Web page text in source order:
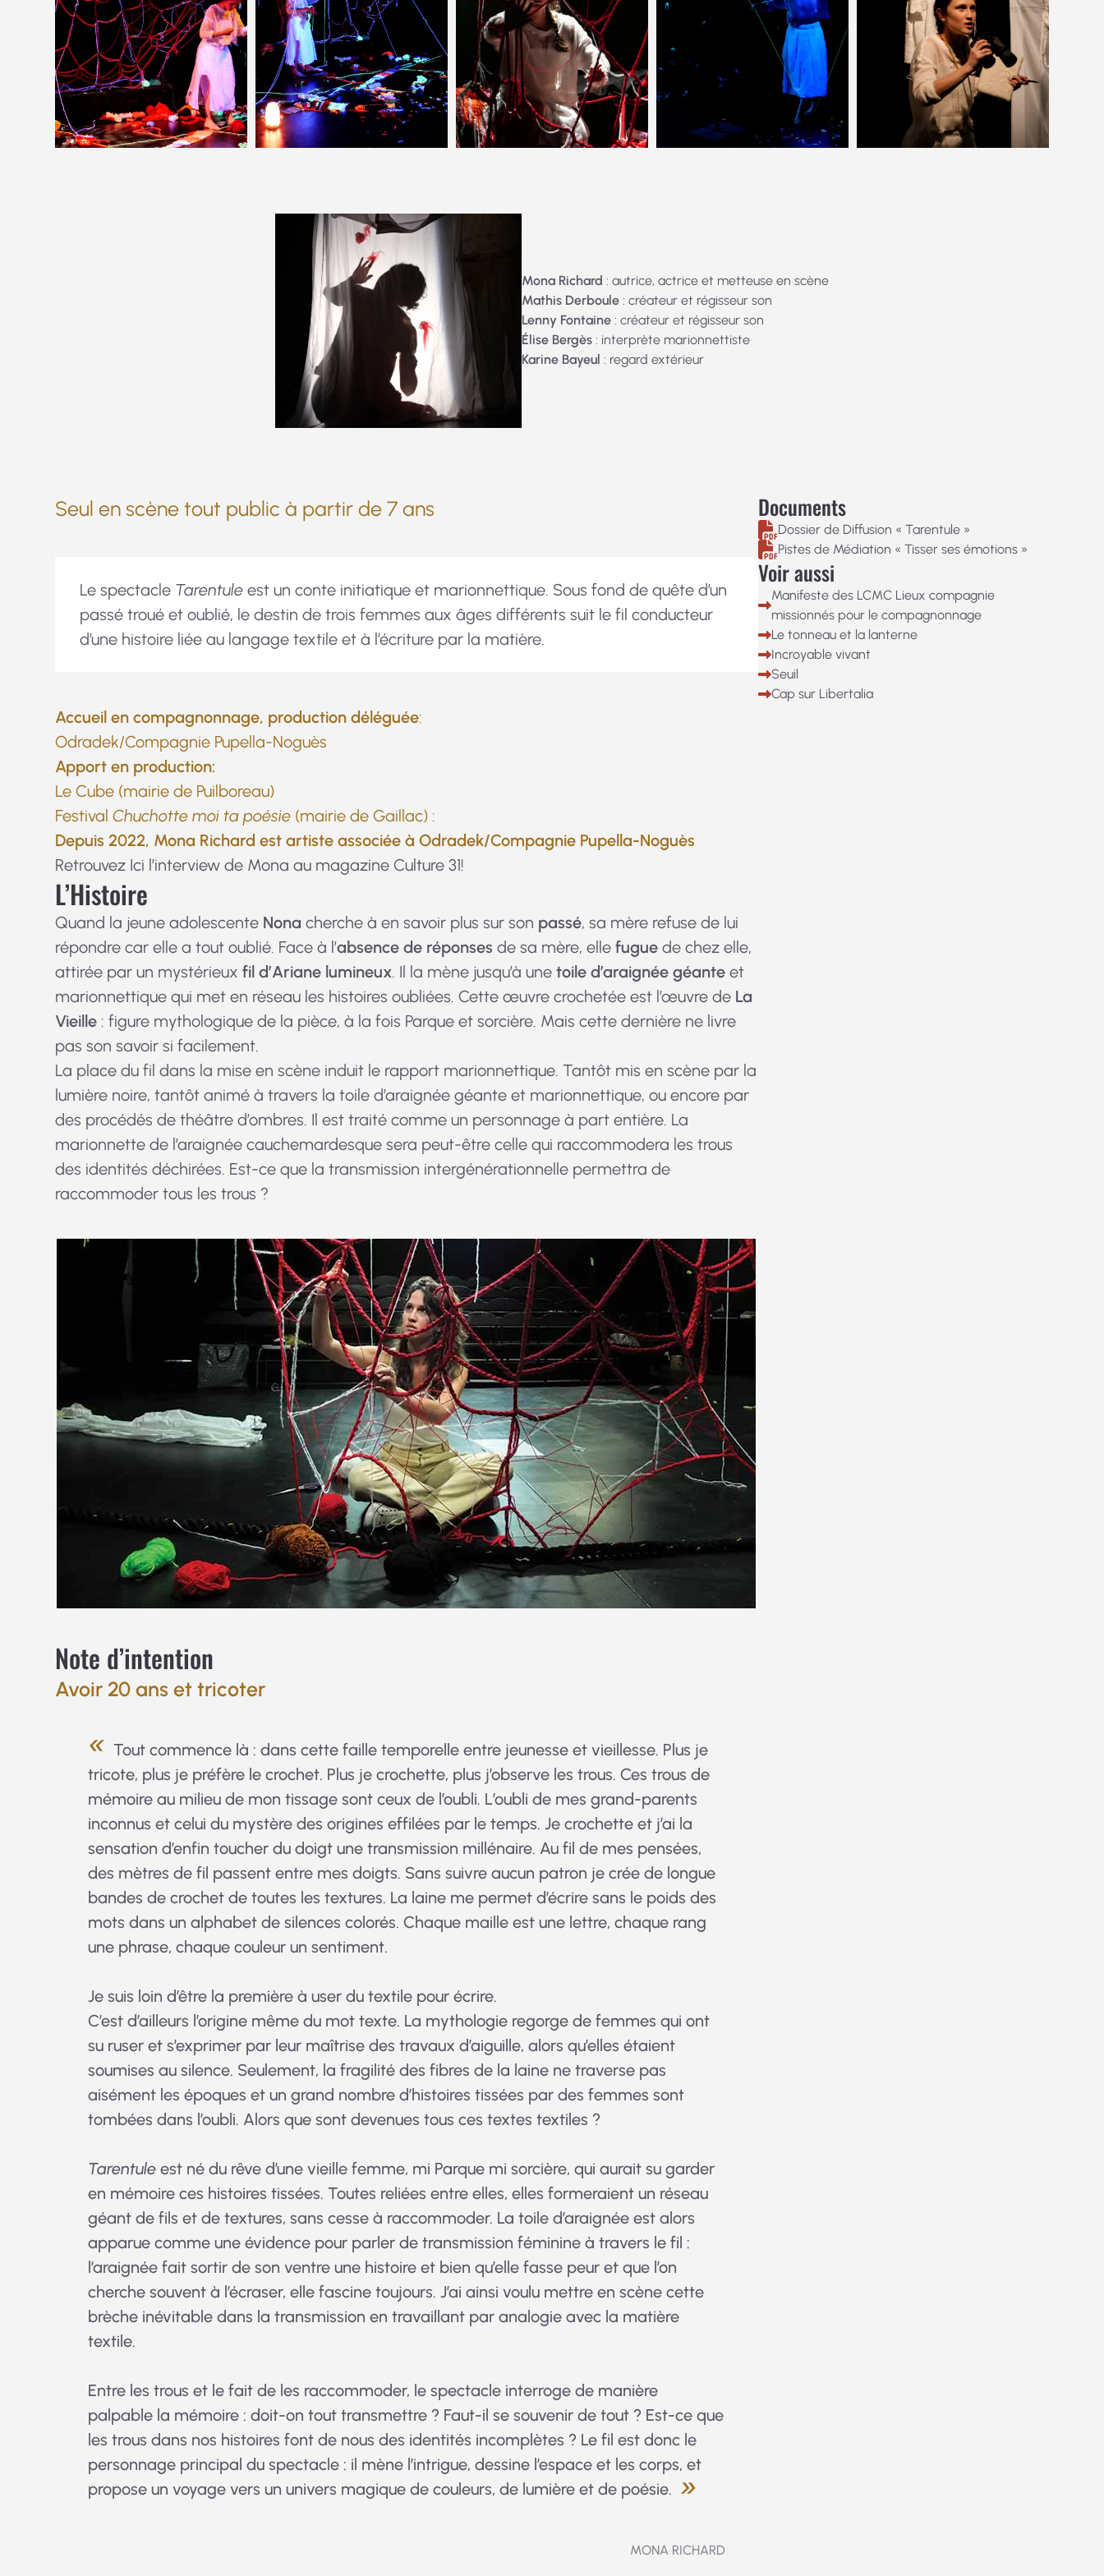
Mona Richard : autrice, actrice et metteuse en scène
Mathis Derboule : créateur et régisseur son
Lenny Fontaine : créateur et régisseur son
Élise Bergès : interprète marionnettiste
Karine Bayeul : regard extérieur
Seul en scène tout public à partir de 7 ans
Le spectacle Tarentule est un conte initiatique et marionnettique. Sous fond de quête d’un
passé troué et oublié, le destin de trois femmes aux âges différents suit le fil conducteur
d’une histoire liée au langage textile et à l’écriture par la matière.
Accueil en compagnonnage, production déléguée:
Odradek/Compagnie Pupella-Noguès
Apport en production:
Le Cube (mairie de Puilboreau)
FestivalChuchotte moi ta poésie (mairie de Gaillac) :
Depuis 2022, Mona Richard est artiste associée à Odradek/Compagnie Pupella-Noguès
Retrouvez Ici l’interview de Mona au magazine Culture 31!
L’Histoire
Quand la jeune adolescente Nona cherche à en savoir plus sur son passé, sa mère refuse de lui
répondre car elle a tout oublié. Face à l’absence de réponses de sa mère, ellefugue de chez elle,
attirée par un mystérieux fil d’Ariane lumineux. Il la mène jusqu’à unetoile d’araignée géante et
marionnettique qui met en réseau les histoires oubliées. Cette œuvre crochetée est l’œuvre de La
Vieille : figure mythologique de la pièce, à la fois Parque et sorcière. Mais cette dernière ne livre
pas son savoir si facilement.
La place du fil dans la mise en scène induit le rapport marionnettique. Tantôt mis en scène par la
lumière noire, tantôt animé à travers la toile d’araignée géante et marionnettique, ou encore par
des procédés de théâtre d’ombres. Il est traité comme un personnage à part entière. La
marionnette de l’araignée cauchemardesque sera peut-être celle qui raccommodera les trous
des identités déchirées. Est-ce que la transmission intergénérationnelle permettra de
raccommoder tous les trous ?
Note d’intention
Avoir 20 ans et tricoter
Tout commence là : dans cette faille temporelle entre jeunesse et vieillesse. Plus je
tricote, plus je préfère le crochet. Plus je crochette, plus j’observe les trous. Ces trous de
mémoire au milieu de mon tissage sont ceux de l’oubli. L’oubli de mes grand-parents
inconnus et celui du mystère des origines effilées par le temps. Je crochette et j’ai la
sensation d’enfin toucher du doigt une transmission millénaire. Au fil de mes pensées,
des mètres de fil passent entre mes doigts. Sans suivre aucun patron je crée de longue
bandes de crochet de toutes les textures. La laine me permet d’écrire sans le poids des
mots dans un alphabet de silences colorés. Chaque maille est une lettre, chaque rang
une phrase, chaque couleur un sentiment.
Je suis loin d’être la première à user du textile pour écrire.
C’est d’ailleurs l’origine même du mot texte. La mythologie regorge de femmes qui ont
su ruser et s’exprimer par leur maîtrise des travaux d’aiguille, alors qu’elles étaient
soumises au silence. Seulement, la fragilité des fibres de la laine ne traverse pas
aisément les époques et un grand nombre d’histoires tissées par des femmes sont
tombées dans l’oubli. Alors que sont devenues tous ces textes textiles ?
Tarentule est né du rêve d’une vieille femme, mi Parque mi sorcière, qui aurait su garder
en mémoire ces histoires tissées. Toutes reliées entre elles, elles formeraient un réseau
géant de fils et de textures, sans cesse à raccommoder. La toile d’araignée est alors
apparue comme une évidence pour parler de transmission féminine à travers le fil :
l’araignée fait sortir de son ventre une histoire et bien qu’elle fasse peur et que l’on
cherche souvent à l’écraser, elle fascine toujours. J’ai ainsi voulu mettre en scène cette
brèche inévitable dans la transmission en travaillant par analogie avec la matière
textile.
Entre les trous et le fait de les raccommoder, le spectacle interroge de manière
palpable la mémoire : doit-on tout transmettre ? Faut-il se souvenir de tout ? Est-ce que
les trous dans nos histoires font de nous des identités incomplètes ? Le fil est donc le
personnage principal du spectacle : il mène l’intrigue, dessine l’espace et les corps, et
propose un voyage vers un univers magique de couleurs, de lumière et de poésie.
MONA RICHARD
Documents
Dossier de Diffusion « Tarentule »
Pistes de Médiation « Tisser ses émotions »
Voir aussi
Manifeste des LCMC Lieux compagnie
missionnés pour le compagnonnage
Le tonneau et la lanterne
Incroyable vivant
Seuil
Cap sur Libertalia